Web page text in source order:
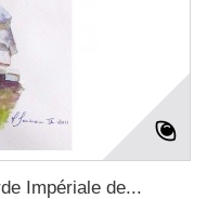
Impériale de...